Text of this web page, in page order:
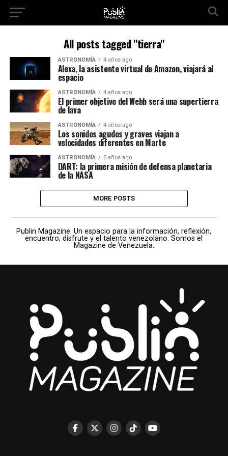
All posts tagged "tierra"
ASTRONOMÍA 4 años ago
Alexa, la asistente virtual de Amazon, viajará al
espacio
ASTRONOMÍA 4 años ago
El primer objetivo del Webb será una supertierra
de lava
ASTRONOMÍA 4 años ago
Los sonidos agudos y graves viajan a
velocidades diferentes en Marte
ASTRONOMÍA 5 años ago
DART: la primera misión de defensa planetaria
de la NASA
MORE POSTS
Publin Magazine. Un espacio para la información, reflexión,
encuentro, disfrute y el talento venezolano. Somos el
Magazine de Venezuela.